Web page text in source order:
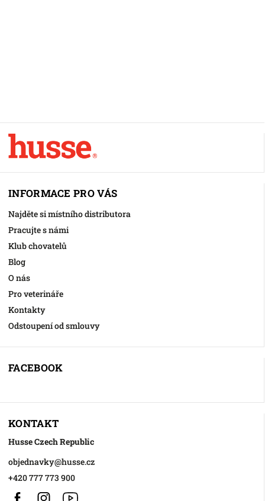
INFORMACE PRO VÁS
Najděte si místního distributora
Pracujte s námi
Klub chovatelů
Blog
O nás
Pro veterináře
Kontakty
Odstoupení od smlouvy
FACEBOOK
KONTAKT
Husse Czech Republic
objednavky@husse.cz
+420 777 773 900
FacebookInstagram